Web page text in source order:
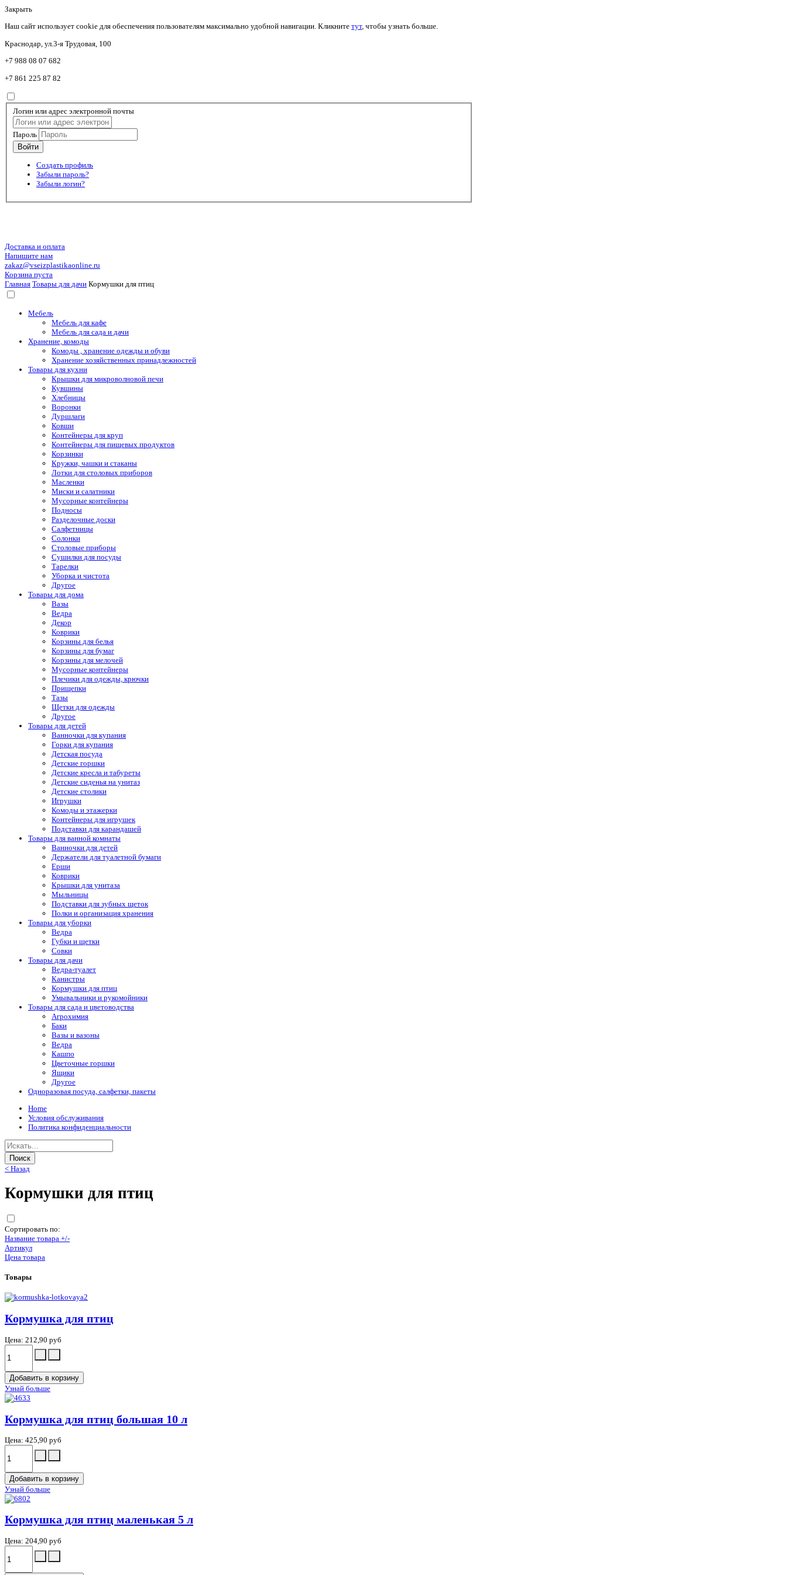
Закрыть
Наш сайт использует cookie для обеспечения пользователям максимально удобной навигации. Кликните тут, чтобы узнать больше.
Краснодар, ул.3-я Трудовая, 100
+7 988 08 07 682
+7 861 225 87 82
Логин или адрес электронной почты
Пароль
Создать профиль
Забыли пароль?
Забыли логин?
Доставка и оплата
Напишите нам
zakaz@vseizplastikaonline.ru
Корзина пуста
Главная Товары для дачи Кормушки для птиц
Мебель
Мебель для кафе
Мебель для сада и дачи
Хранение, комоды
Комоды , хранение одежды и обуви
Хранение хозяйственных принадлежностей
Товары для кухни
Крышки для микроволновой печи
Кувшины
Хлебницы
Воронки
Дуршлаги
Ковши
Контейнеры для круп
Контейнеры для пищевых продуктов
Корзинки
Кружки, чашки и стаканы
Лотки для столовых приборов
Масленки
Миски и салатники
Мусорные контейнеры
Подносы
Разделочные доски
Салфетницы
Солонки
Столовые приборы
Сушилки для посуды
Тарелки
Уборка и чистота
Другое
Товары для дома
Вазы
Ведра
Декор
Коврики
Корзины для белья
Корзины для бумаг
Корзины для мелочей
Мусорные контейнеры
Плечики для одежды, крючки
Прищепки
Тазы
Щетки для одежды
Другое
Товары для детей
Ванночки для купания
Горки для купания
Детская посуда
Детские горшки
Детские кресла и табуреты
Детские сиденья на унитаз
Детские столики
Игрушки
Комоды и этажерки
Контейнеры для игрушек
Подставки для карандашей
Товары для ванной комнаты
Ванночки для детей
Держатели для туалетной бумаги
Ерши
Коврики
Крышки для унитаза
Мыльницы
Подставки для зубных щеток
Полки и организация хранения
Товары для уборки
Ведра
Губки и щетки
Совки
Товары для дачи
Ведра-туалет
Канистры
Кормушки для птиц
Умывальники и рукомойники
Товары для сада и цветоводства
Агрохимия
Баки
Вазы и вазоны
Ведра
Кашпо
Цветочные горшки
Ящики
Другое
Одноразовая посуда, салфетки, пакеты
Home
Условия обслуживания
Политика конфиденциальности
< Назад
Кормушки для птиц
Сортировать по:
Название товара +/-
Артикул
Цена товара
Товары
Кормушка для птиц
Цена: 212,90 руб
Узнай больше
Кормушка для птиц большая 10 л
Цена: 425,90 руб
Узнай больше
Кормушка для птиц маленькая 5 л
Цена: 204,90 руб